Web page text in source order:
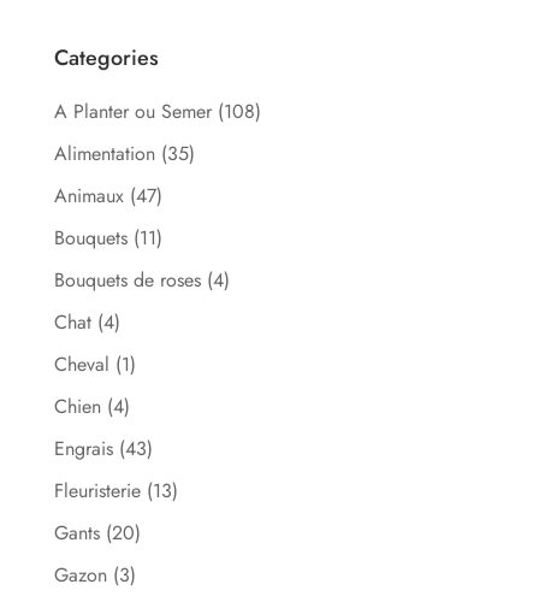
Categories
A Planter ou Semer (108)
Alimentation (35)
Animaux (47)
Bouquets (11)
Bouquets de roses (4)
Chat (4)
Cheval (1)
Chien (4)
Engrais (43)
Fleuristerie (13)
Gants (20)
Gazon (3)